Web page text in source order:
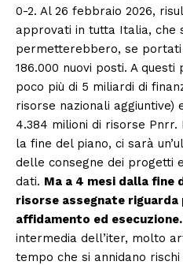
0-2. Al 26 febbraio 2026,
approvati in tutta Italia, che
permetterebbero, se
186.000 nuovi posti. A
poco più di 5 miliardi di
risorse nazionali aggiuntive)
4.384 milioni di risorse Pnrr.
la fine del piano, ci sarà
delle consegne dei progetti
dati. Ma a 4 mesi dalla fine
risorse assegnate
affidamento ed esecuzione.
intermedia dell’iter, molto
tempo che si annidano